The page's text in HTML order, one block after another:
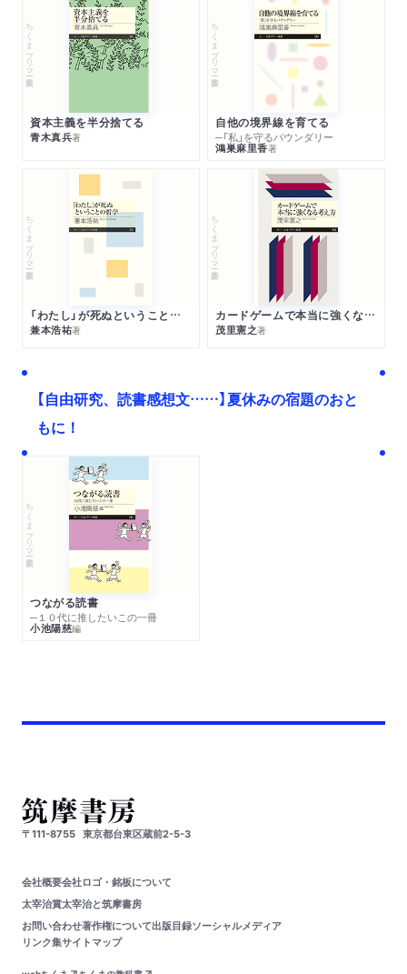
ちくまプリマー新書
資本主義を半分捨てる
青木真兵著
ちくまプリマー新書
自他の境界線を育てる
─「私」を守るバウンダリー
鴻巣麻里香著
ちくまプリマー新書
「わたし」が死ぬということの哲学
兼本浩祐著
ちくまプリマー新書
カードゲームで本当に強くなる考え方
茂里憲之著
【自由研究、読書感想文……】夏休みの宿題のおと
もに！
ちくまプリマー新書
つながる読書
─１０代に推したいこの一冊
小池陽慈編
〒111-8755 東京都台東区蔵前2-5-3
会社概要会社ロゴ・銘板について
太宰治賞太宰治と筑摩書房
お問い合わせ著作権について出版目録ソーシャルメディア
リンク集サイトマップ